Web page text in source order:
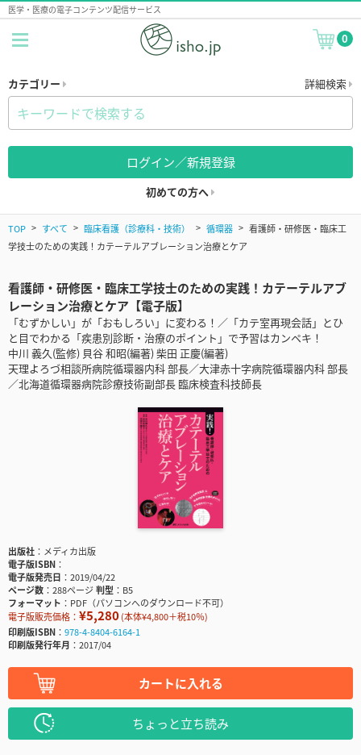
医学・医療の電子コンテンツ配信サービス
0
カテゴリー 詳細検索
ログイン／新規登録
初めての方へ
TOP すべて 臨床看護（診療科・技術） 循環器
看護師・研修医・臨床工
学技士のための実践！カテーテルアブレーション治療とケア
看護師・研修医・臨床工学技士のための実践！カテーテルアブ
レーション治療とケア【電子版】
「むずかしい」が「おもしろい」に変わる！／「カテ室再現会話」とひ
と目でわかる「疾患別診断・治療のポイント」で予習はカンペキ！
中川 義久(監修) 貝谷 和昭(編著) 柴田 正慶(編著)
天理よろづ相談所病院循環器内科 部長／大津赤十字病院循環器内科 部長
／北海道循環器病院診療技術副部長 臨床検査科技師長
出版社
メディカ出版
電子版ISBN
電子版発売日
2019/04/22
ページ数
288ページ判型
B5
フォーマット
PDF（パソコンへのダウンロード不可）
電子版販売価格： ¥5,280(本体¥4,800＋税10％)
印刷版ISBN
978-4-8404-6164-1
印刷版発行年月
2017/04
カートに入れる
ちょっと立ち読み